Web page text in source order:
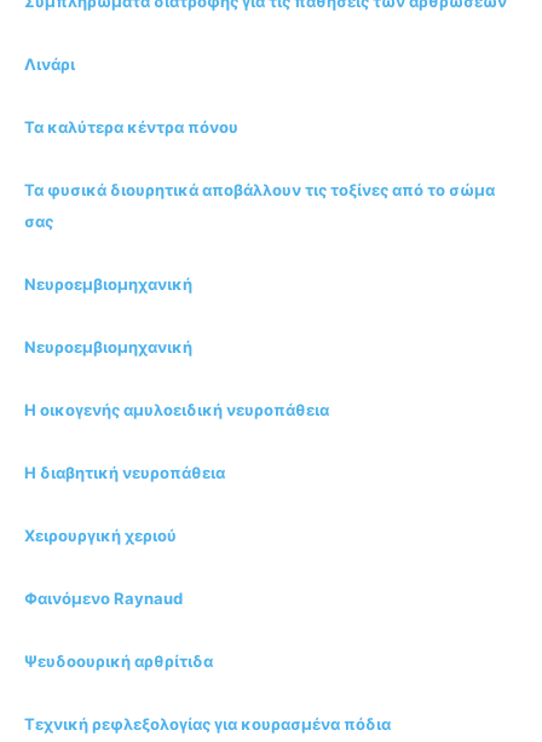
Λινάρι
Τα καλύτερα κέντρα πόνου
Τα φυσικά διουρητικά αποβάλλουν τις τοξίνες από το σώμα
σας
Νευροεμβιομηχανική
Νευροεμβιομηχανική
Η οικογενής αμυλοειδική νευροπάθεια
Η διαβητική νευροπάθεια
Χειρουργική χεριού
Φαινόμενο Raynaud
Ψευδοουρική αρθρίτιδα
Τεχνική ρεφλεξολογίας για κουρασμένα πόδια